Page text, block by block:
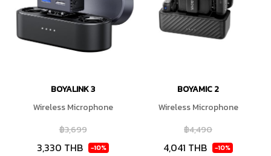
BOYALINK 3
Wireless Microphone
฿3,699
3,330 THB -10%
BOYAMIC 2
Wireless Microphone
฿4,490
4,041 THB -10%